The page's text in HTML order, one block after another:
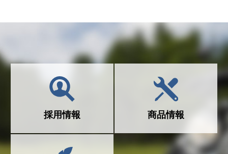
採用情報 商品情報